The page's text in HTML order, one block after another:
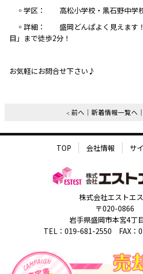
◦学区： 高松小学校・黒石野中学
◦詳細： 盛岡どんぱよく見えます
目」まで徒歩2分！
お気軽にお問合せ下さい♪
前へ 新着情報一覧へ
TOP 会社情報 サ
株式会社エストエ
〒020-0866
岩手県盛岡市本宮4丁
TEL：019-681-2550 FAX：